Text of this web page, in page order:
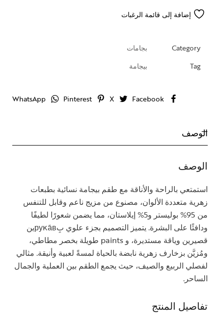
إضافة إلى قائمة الرغبات
Category
بجامات
Tag
بيجامة
Facebook
X
Pinterest
WhatsApp
الوصف
الوصف
استمتعي بالراحة والأناقة مع طقم بيجامة نسائية بطبعات
زهرية متعددة الألوان، مصنوع من مزيج ناعم وقابل للتنفس
من 95% بوليستر و5% إيلاستان، مما يضمن شعورًا لطيفًا
ودافئًا على البشرة. يتميز التصميم بجزء علوي بِрукَавين
قصيرين وياقة مستديرة، و paints طويلة بخصر مطاطي،
ومُزيَّن بزخارف زهرية نابضة بالحياة لمسةً لعبية وأنيقة. مثالي
لفصلي الربيع والصيف، حيث يجمع الطقم بين العملية والجمال
الساحر.
تفاصيل المنتج